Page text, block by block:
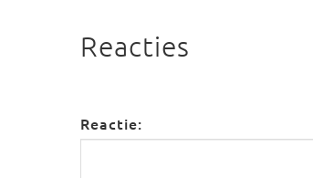
Reacties
Reactie: